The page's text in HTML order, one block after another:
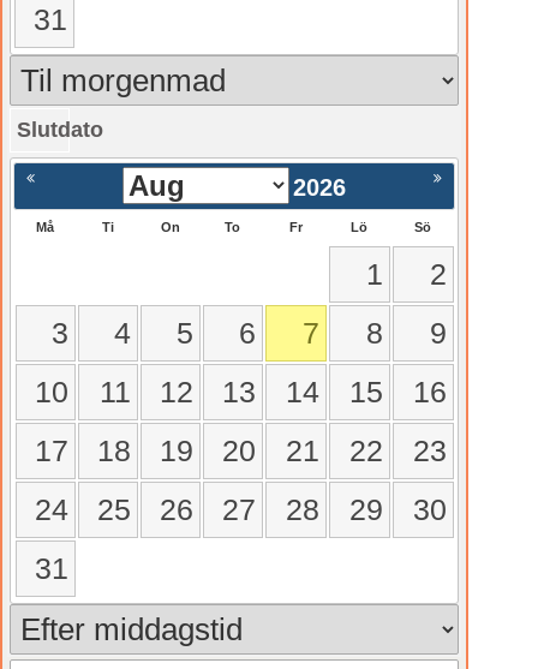
31
Slutdato
Nästa >
2026
Må Ti On To Fr Lö Sö
1
2
3
4 5 6 7 8
9
10
11 12 13 14 15
16
17
18 19 20 21 22
23
24
25 26 27 28 29
30
31